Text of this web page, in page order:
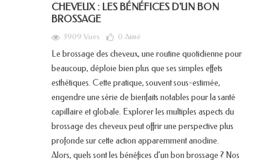
CHEVEUX : LES BÉNÉFICES D'UN BON
BROSSAGE
3909 Vues 0 Aimé
Le brossage des cheveux, une routine quotidienne pour
beaucoup, déploie bien plus que ses simples effets
esthétiques. Cette pratique, souvent sous-estimée,
engendre une série de bienfaits notables pour la santé
capillaire et globale. Explorer les multiples aspects du
brossage des cheveux peut offrir une perspective plus
profonde sur cette action apparemment anodine.
Alors, quels sont les bénéfices d’un bon brossage ? Nos